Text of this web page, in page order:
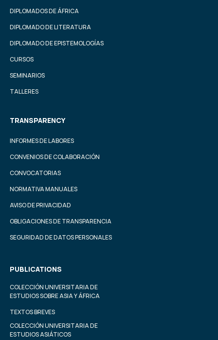
DIPLOMADOS DE ÁFRICA
DIPLOMADO DE LITERATURA
DIPLOMADO DE EPISTEMOLOGÍAS
CURSOS
SEMINARIOS
TALLERES
TRANSPARENCY
INFORMES DE LABORES
CONVENIOS DE COLABORACIÓN
CONVOCATORIAS
NORMATIVA MANUALES
AVISO DE PRIVACIDAD
OBLIGACIONES DE TRANSPARENCIA
SEGURIDAD DE DATOS PERSONALES
PUBLICATIONS
COLECCIÓN UNIVERSITARIA DE
ESTUDIOS SOBRE ASIA Y ÁFRICA
TEXTOS BREVES
COLECCIÓN UNIVERSITARIA DE
ESTUDIOS ASIÁTICOS